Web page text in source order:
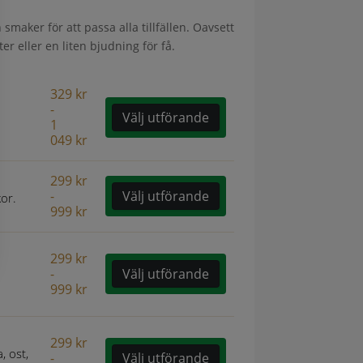
smaker för att passa alla tillfällen. Oavsett
eller en liten bjudning för få.
329 kr
-
1
049 kr
Välj utförande
299 kr
-
999 kr
Välj utförande
299 kr
-
999 kr
Välj utförande
ost,
299 kr
-
Välj utförande